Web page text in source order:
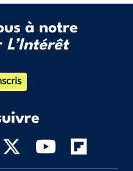
à notre
L’Intérêt